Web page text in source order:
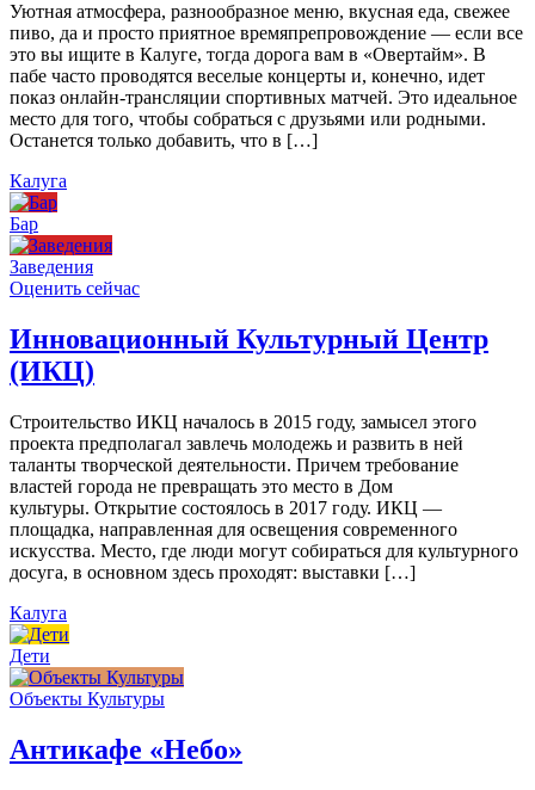
Уютная атмосфера, разнообразное меню, вкусная еда, свежее
пиво, да и просто приятное времяпрепровождение — если все
это вы ищите в Калуге, тогда дорога вам в «Овертайм». В
пабе часто проводятся веселые концерты и, конечно, идет
показ онлайн-трансляции спортивных матчей. Это идеальное
место для того, чтобы собраться с друзьями или родными.
Останется только добавить, что в […]
Калуга
Бар
Заведения
Оценить сейчас
Инновационный Культурный Центр
(ИКЦ)
Строительство ИКЦ началось в 2015 году, замысел этого
проекта предполагал завлечь молодежь и развить в ней
таланты творческой деятельности. Причем требование
властей города не превращать это место в Дом
культуры. Открытие состоялось в 2017 году. ИКЦ —
площадка, направленная для освещения современного
искусства. Место, где люди могут собираться для культурного
досуга, в основном здесь проходят: выставки […]
Калуга
Дети
Объекты Культуры
Антикафе «Небо»